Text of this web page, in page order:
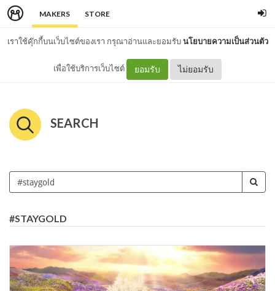
MAKERS STORE
เราใช้คุ๊กกี้บนเว็บไซต์ของเรา กรุณาอ่านและยอมรับนโยบายความเป็นส่วนตัว
เพื่อใช้บริการเว็บไซต์ ยอมรับ ไม่ยอมรับ
SEARCH
#STAYGOLD